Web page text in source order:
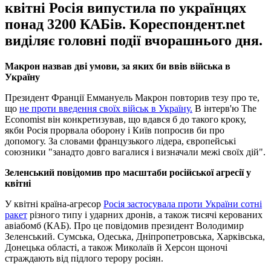
квітні Росія випустила по українцях
понад 3200 КАБів. Kореспондент.net
виділяє головні події вчорашнього дня.
Макрон назвав дві умови, за яких би ввів війська в
Україну
Президент Франції Еммануель Макрон повторив тезу про те,
що не проти введення своїх військ в Україну. В інтерв'ю The
Economist він конкретизував, що вдався б до такого кроку,
якби Росія прорвала оборону і Київ попросив би про
допомогу. За словами французького лідера, європейські
союзники "занадто довго вагалися і визначали межі своїх дій".
Зеленський повідомив про масштаби російської агресії у
квітні
У квітні країна-агресор Росія застосувала проти України сотні
ракет різного типу і ударних дронів, а також тисячі керованих
авіабомб (КАБ). Про це повідомив президент Володимир
Зеленський. Сумська, Одеська, Дніпропетровська, Харківська,
Донецька області, а також Миколаїв й Херсон щоночі
страждають від підлого терору росіян.